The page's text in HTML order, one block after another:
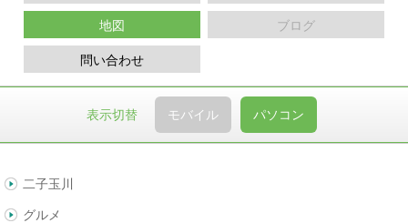
地図 ブログ
問い合わせ
表示切替 モバイル パソコン
二子玉川
グルメ